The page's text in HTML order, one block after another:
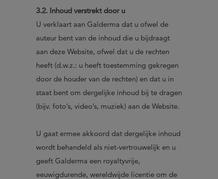
3.2. Inhoud verstrekt door u
U verklaart aan Galderma dat u ofwel de
auteur bent van de inhoud die u bijdraagt
aan deze Website, ofwel dat u de rechten
heeft (d.w.z.: u heeft toestemming gekregen
door de houder van de rechten) en dat u in
staat bent om dergelijke inhoud bij te dragen
(bijv. foto’s, video’s, muziek) aan de Website.
U gaat ermee akkoord dat dergelijke inhoud
wordt behandeld als niet-vertrouwelijk en u
geeft Galderma een royaltyvrije,
eeuwigdurende, wereldwijde licentie om de